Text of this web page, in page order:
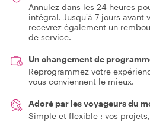
Annulez dans les 24 heures
intégral. Jusqu'à 7 jours avant
recevrez également un
de service.
Un changement de
Reprogrammez votre
vous conviennent le mieux.
Adoré par les voyageurs du
Simple et flexible : vos